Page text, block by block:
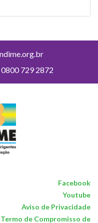
0800 729 2872
Facebook
Youtube
Aviso de Privacidade
Termo de Compromisso de